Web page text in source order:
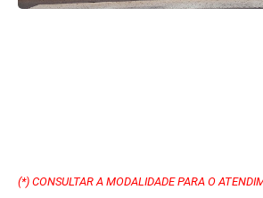
(*) CONSULTAR A MODALIDADE PARA O